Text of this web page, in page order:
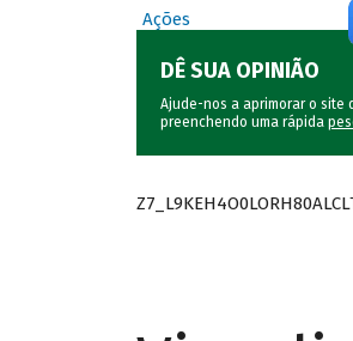
Ações
DÊ SUA OPINIÃO
Ajude-nos a aprimorar o site
preenchendo uma rápida